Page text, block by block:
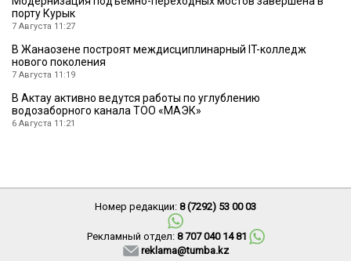
порту Курык
7 Августа 11:27
В Жанаозене построят междисциплинарный IT-колледж
нового поколения
7 Августа 11:19
В Актау активно ведутся работы по углублению
водозаборного канала ТОО «МАЭК»
6 Августа 11:21
Номер редакции: 8 (7292) 53 00 03
Рекламный отдел: 8 707 040 14 81
reklama@tumba.kz